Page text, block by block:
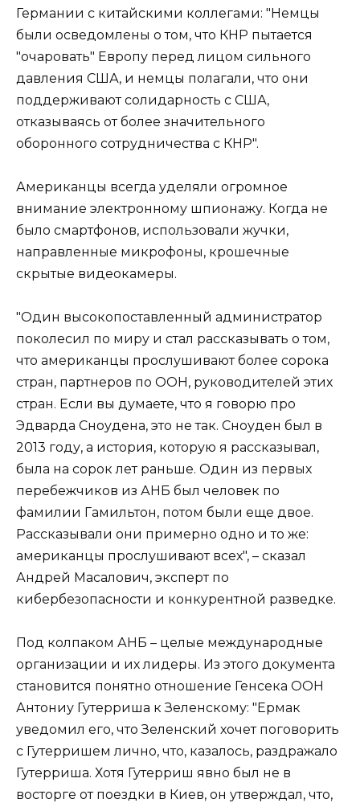
Германии c китайскими коллегами: "Немцы
были осведомлены о том, что КНР пытается
"очаровать" Европу перед лицом сильного
давления США, и немцы полагали, что они
поддерживают солидарность с США,
отказываясь от более значительного
оборонного сотрудничества с КНР".
Американцы всегда уделяли огромное
внимание электронному шпионажу. Когда не
было смартфонов, использовали жучки,
направленные микрофоны, крошечные
скрытые видеокамеры.
"Один высокопоставленный администратор
поколесил по миру и стал рассказывать о том,
что американцы прослушивают более сорока
стран, партнеров по ООН, руководителей этих
стран. Если вы думаете, что я говорю про
Эдварда Сноудена, это не так. Сноуден был в
2013 году, а история, которую я рассказывал,
была на сорок лет раньше. Один из первых
перебежчиков из АНБ был человек по
фамилии Гамильтон, потом были еще двое.
Рассказывали они примерно одно и то же:
американцы прослушивают всех", – сказал
Андрей Масалович, эксперт по
кибербезопасности и конкурентной разведке.
Под колпаком АНБ – целые международные
организации и их лидеры. Из этого документа
становится понятно отношение Генсека ООН
Антониу Гутерриша к Зеленскому: "Ермак
уведомил его, что Зеленский хочет поговорить
с Гутерришем лично, что, казалось, раздражало
Гутерриша. Хотя Гутерриш явно был не в
восторге от поездки в Киев, он утверждал, что,